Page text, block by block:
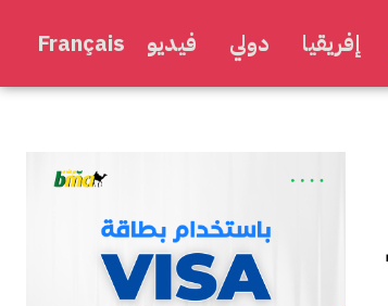
إفريقيا دولي فيديو Français